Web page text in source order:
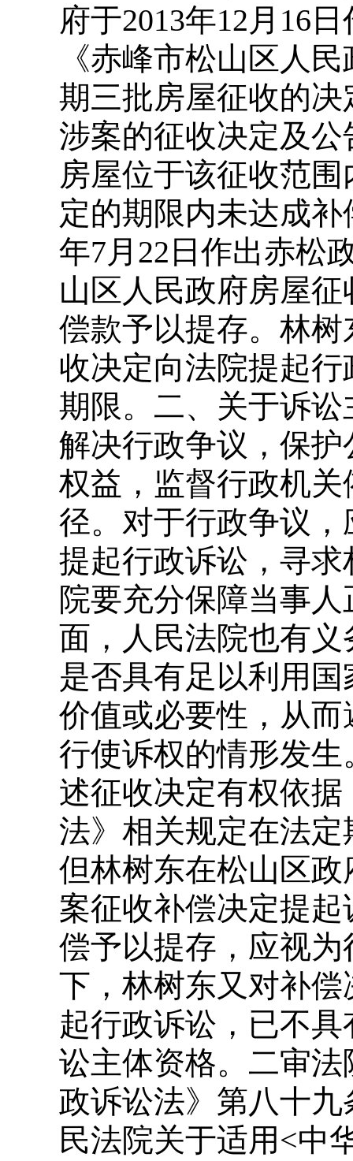
府于2013年12月16
《赤峰市松山区人
期三批房屋征收的
涉案的征收决定及
房屋位于该征收范
定的期限内未达成
年7月22日作出赤松
山区人民政府房屋
偿款予以提存。林树
收决定向法院提起
期限。二、关于诉
解决行政争议，保
权益，监督行政机
径。对于行政争议
提起行政诉讼，寻
院要充分保障当事
面，人民法院也有
是否具有足以利用
价值或必要性，从
行使诉权的情形发
述征收决定有权依
法》相关规定在法
但林树东在松山区
案征收补偿决定提
偿予以提存，应视
下，林树东又对补
起行政诉讼，已不
讼主体资格。二审
政诉讼法》第八十
民法院关于适用<中